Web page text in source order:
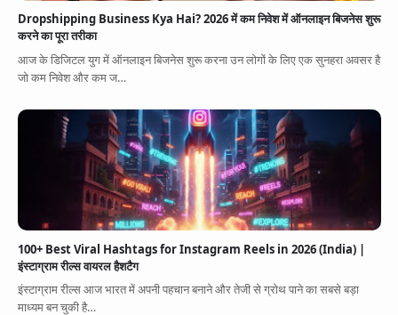
Dropshipping Business Kya Hai? 2026 में कम निवेश में ऑनलाइन बिजनेस शुरू
करने का पूरा तरीका
आज के डिजिटल युग में ऑनलाइन बिजनेस शुरू करना उन लोगों के लिए एक सुनहरा अवसर है
जो कम निवेश और कम ज…
100+ Best Viral Hashtags for Instagram Reels in 2026 (India) |
इंस्टाग्राम रील्स वायरल हैशटैग
इंस्टाग्राम रील्स आज भारत में अपनी पहचान बनाने और तेजी से ग्रोथ पाने का सबसे बड़ा
माध्यम बन चुकी है…